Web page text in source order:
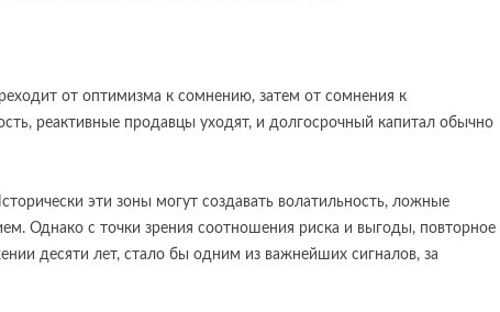
от оптимизма к сомнению, затем от сомнения к
реактивные продавцы уходят, и долгосрочный капитал обычно
эти зоны могут создавать волатильность, ложные
Однако с точки зрения соотношения риска и выгоды, повторное
десяти лет, стало бы одним из важнейших сигналов, за